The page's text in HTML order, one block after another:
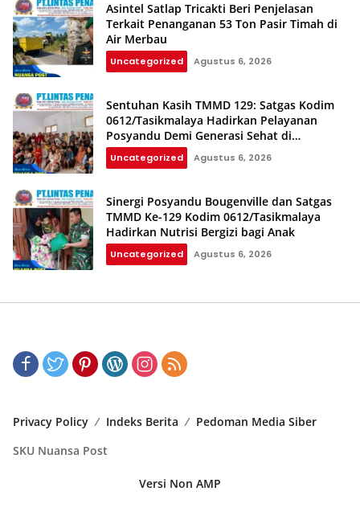
Asintel Satlap Tricakti Beri Penjelasan
Terkait Penanganan 53 Ton Pasir Timah di
Air Merbau
Uncategorized Agustus 6, 2026
Sentuhan Kasih TMMD 129: Satgas Kodim
0612/Tasikmalaya Hadirkan Pelayanan
Posyandu Demi Generasi Sehat di
Parungponteng
Uncategorized Agustus 6, 2026
Sinergi Posyandu Bougenville dan Satgas
TMMD Ke-129 Kodim 0612/Tasikmalaya
Hadirkan Nutrisi Bergizi bagi Anak
Uncategorized Agustus 6, 2026
Privacy Policy Indeks Berita
Pedoman Media Siber
SKU Nuansa Post
Versi Non AMP